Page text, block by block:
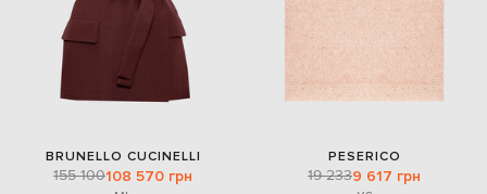
BRUNELLO CUCINELLI
155 100108 570 грн
PESERICO
19 2339 617 грн